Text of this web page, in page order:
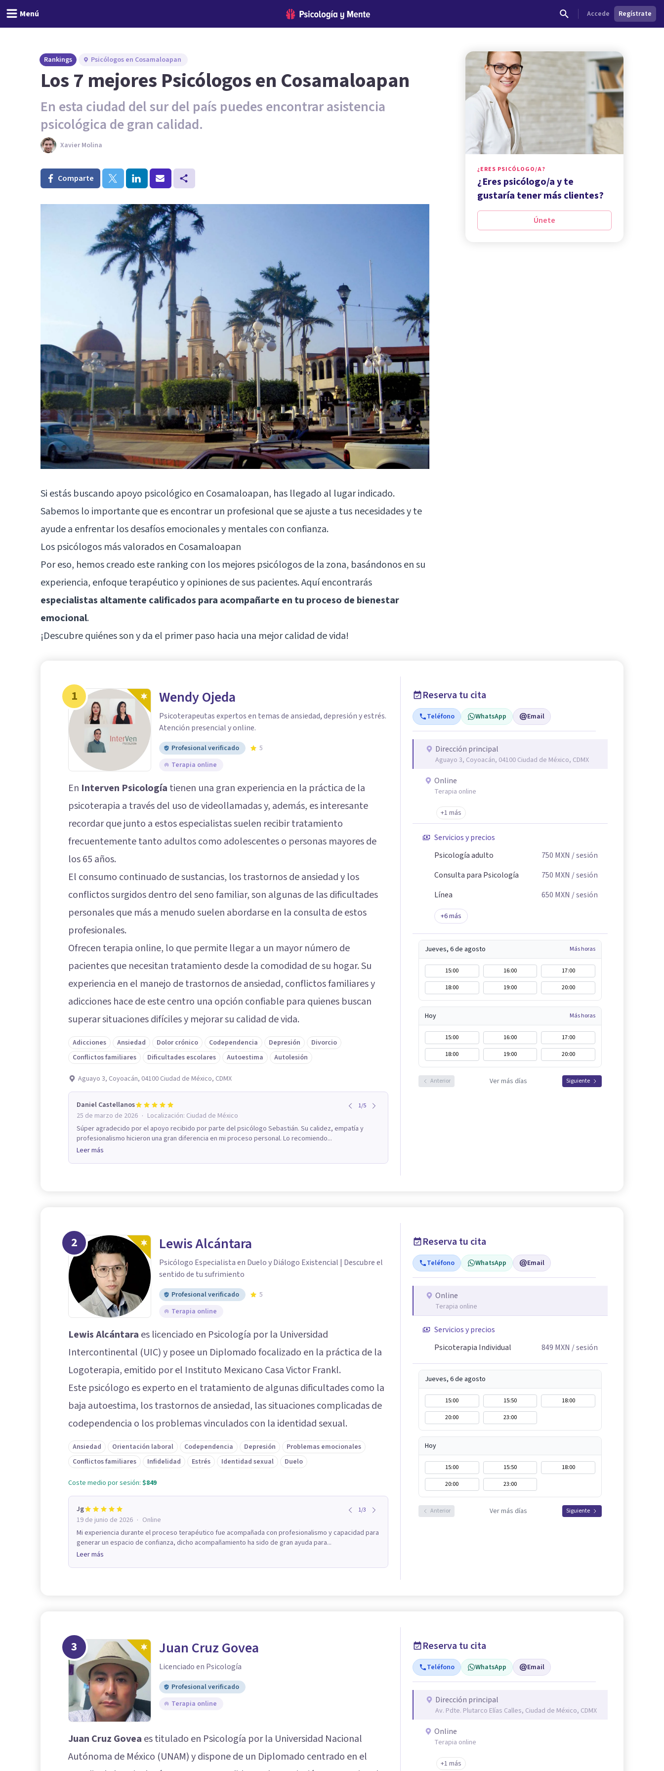
Menú Accede Regístrate
Rankings Psicólogos en Cosamaloapan
Los 7 mejores Psicólogos en Cosamaloapan
En esta ciudad del sur del país puedes encontrar asistencia
psicológica de gran calidad.
Xavier Molina
Comparte
Si estás buscando apoyo psicológico en Cosamaloapan, has llegado al lugar indicado.
Sabemos lo importante que es encontrar un profesional que se ajuste a tus necesidades y te
ayude a enfrentar los desafíos emocionales y mentales con confianza.
Los psicólogos más valorados en Cosamaloapan
Por eso, hemos creado este ranking con los mejores psicólogos de la zona, basándonos en su
experiencia, enfoque terapéutico y opiniones de sus pacientes. Aquí encontrarás
especialistas altamente calificados para acompañarte en tu proceso de bienestar
emocional.
¡Descubre quiénes son y da el primer paso hacia una mejor calidad de vida!
¿ERES PSICÓLOGO/A?
¿Eres psicólogo/a y te
gustaría tener más clientes?
Únete
1 Wendy Ojeda
Psicoterapeutas expertos en temas de ansiedad, depresión y estrés.
Atención presencial y online.
Profesional verificado
5
Terapia online
En Interven Psicología tienen una gran experiencia en la práctica de la
psicoterapia a través del uso de videollamadas y, además, es interesante
recordar que junto a estos especialistas suelen recibir tratamiento
frecuentemente tanto adultos como adolescentes o personas mayores de
los 65 años.
El consumo continuado de sustancias, los trastornos de ansiedad y los
conflictos surgidos dentro del seno familiar, son algunas de las dificultades
personales que más a menudo suelen abordarse en la consulta de estos
profesionales.
Ofrecen terapia online, lo que permite llegar a un mayor número de
pacientes que necesitan tratamiento desde la comodidad de su hogar. Su
experiencia en el manejo de trastornos de ansiedad, conflictos familiares y
adicciones hace de este centro una opción confiable para quienes buscan
superar situaciones difíciles y mejorar su calidad de vida.
Adicciones Ansiedad Dolor crónico Codependencia Depresión
Divorcio
Conflictos familiares
Dificultades escolares Autoestima Autolesión
Aguayo 3, Coyoacán, 04100 Ciudad de México, CDMX
Daniel Castellanos 1/5
25 de marzo de 2026 · Localización: Ciudad de México
Súper agradecido por el apoyo recibido por parte del psicólogo Sebastián. Su calidez, empatía y
profesionalismo hicieron una gran diferencia en mi proceso personal. Lo recomiendo...
Leer más
Reserva tu cita
Teléfono WhatsApp Email
Dirección principal
Aguayo 3, Coyoacán, 04100 Ciudad de México, CDMX
Online
Terapia online
+1 más
Servicios y precios
Psicología adulto
750 MXN / sesión
Consulta para Psicología
750 MXN / sesión
Línea
650 MXN / sesión
+6más
Jueves, 6 de agosto Más horas
15:00 16:00
17:00
18:00
19:00 20:00
Hoy Más horas
15:00 16:00
17:00
18:00
19:00 20:00
Anterior Ver más días Siguiente
2 Lewis Alcántara
Psicólogo Especialista en Duelo y Diálogo Existencial | Descubre el
sentido de tu sufrimiento
Profesional verificado
5
Terapia online
Lewis Alcántara es licenciado en Psicología por la Universidad
Intercontinental (UIC) y posee un Diplomado focalizado en la práctica de la
Logoterapia, emitido por el Instituto Mexicano Casa Victor Frankl.
Este psicólogo es experto en el tratamiento de algunas dificultades como la
baja autoestima, los trastornos de ansiedad, las situaciones complicadas de
codependencia o los problemas vinculados con la identidad sexual.
Ansiedad Orientación laboral Codependencia Depresión
Problemas emocionales
Conflictos familiares
Infidelidad Estrés Identidad sexual Duelo
Coste medio por sesión: $849
Jg 1/3
19 de junio de 2026 · Online
Mi experiencia durante el proceso terapéutico fue acompañada con profesionalismo y capacidad para
generar un espacio de confianza, dicho acompañamiento ha sido de gran ayuda para...
Leer más
Reserva tu cita
Teléfono WhatsApp Email
Online
Terapia online
Servicios y precios
Psicoterapia Individual
849 MXN / sesión
Jueves, 6 de agosto
15:00 15:50
18:00
20:00
23:00
Hoy
15:00 15:50
18:00
20:00
23:00
Anterior Ver más días Siguiente
3 Juan Cruz Govea
Licenciado en Psicología
Profesional verificado
Terapia online
Juan Cruz Govea es titulado en Psicología por la Universidad Nacional
Autónoma de México (UNAM) y dispone de un Diplomado centrado en el
Reserva tu cita
Teléfono WhatsApp Email
Dirección principal
Av. Pdte. Plutarco Elías Calles, Ciudad de México, CDMX
Online
Terapia online
+1 más